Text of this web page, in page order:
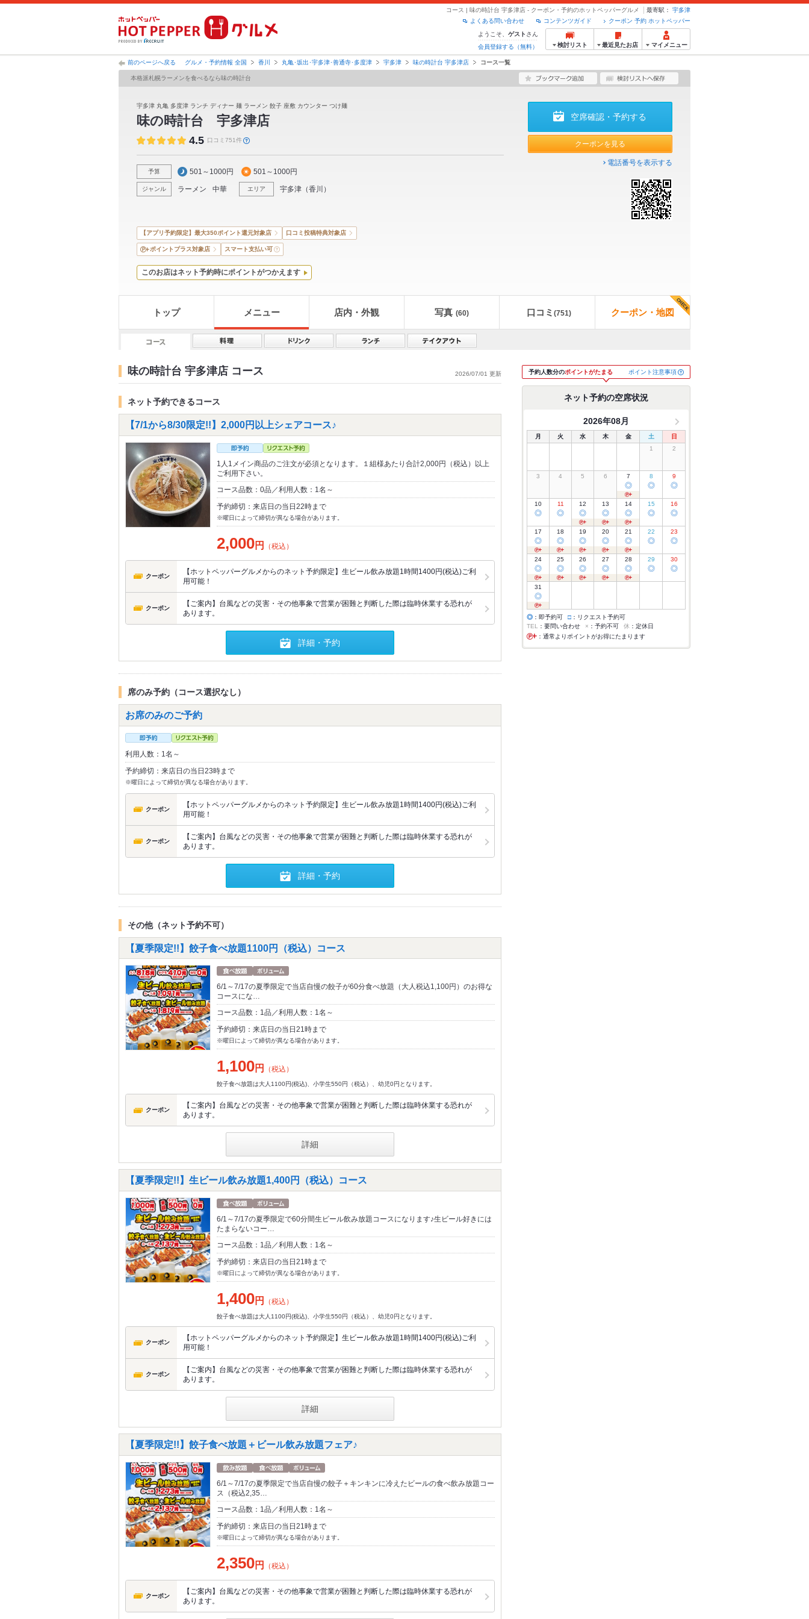
コース | 味の時計台 宇多津店 - クーポン・予約のホットペッパーグルメ 最寄駅：
宇多津
クーポン 予約 ホットペッパー
コンテンツガイド
よくある問い合わせ
ようこそ、 ゲスト さん
会員登録する（無料）
検討リスト 最近見たお店 マイメニュー
前のページへ戻る グルメ・予約情報 全国 香川 丸亀･坂出･宇多津･善通寺･多度津 宇多津 味の時計台 宇多津店 コース一覧
本格派札幌ラーメンを食べるなら味の時計台
宇多津 丸亀 多度津 ランチ ディナー 麺 ラーメン 餃子 座敷 カウンター つけ麺
味の時計台 宇多津店
4.5 口コミ751件
予算 501～1000円 501～1000円
ジャンル ラーメン 中華 エリア 宇多津 （香川 ）
空席確認・予約する
クーポンを見る
電話番号を表示する
【アプリ予約限定】最大350ポイント還元対象店 口コミ投稿特典対象店
ポイントプラス対象店 スマート支払い可
このお店はネット予約時にポイントがつかえます
トップ メニュー 店内・外観 写真 (60) 口コミ (751) クーポン・地図
味の時計台 宇多津店 コース 2026/07/01 更新
ネット予約できるコース
【7/1から8/30限定!!】2,000円以上シェアコース♪
1人1メイン商品のご注文が必須となります。１組様あたり合計2,000円（税込）以上
ご利用下さい。
コース品数：0品／利用人数：1名～
予約締切：来店日の当日22時まで
※曜日によって締切が異なる場合があります。
2,000円 （税込）
クーポン
【ホットペッパーグルメからのネット予約限定】生ビール飲み放題1時間1400円(税込)ご利
用可能！
クーポン
【ご案内】台風などの災害・その他事象で営業が困難と判断した際は臨時休業する恐れが
あります。
詳細・予約
席のみ予約（コース選択なし）
お席のみのご予約
利用人数：1名～
予約締切：来店日の当日23時まで
※曜日によって締切が異なる場合があります。
クーポン
【ホットペッパーグルメからのネット予約限定】生ビール飲み放題1時間1400円(税込)ご利
用可能！
クーポン
【ご案内】台風などの災害・その他事象で営業が困難と判断した際は臨時休業する恐れが
あります。
詳細・予約
その他（ネット予約不可）
【夏季限定!!】餃子食べ放題1100円（税込）コース
6/1～7/17の夏季限定で当店自慢の餃子が60分食べ放題（大人税込1,100円）のお得な
コースにな…
コース品数：1品／利用人数：1名～
予約締切：来店日の当日21時まで
※曜日によって締切が異なる場合があります。
1,100円 （税込）
餃子食べ放題は大人1100円(税込)、小学生550円（税込）、幼児0円となります。
クーポン
【ご案内】台風などの災害・その他事象で営業が困難と判断した際は臨時休業する恐れが
あります。
詳細
【夏季限定!!】生ビール飲み放題1,400円（税込）コース
6/1～7/17の夏季限定で60分間生ビール飲み放題コースになります♪生ビール好きには
たまらないコー…
コース品数：1品／利用人数：1名～
予約締切：来店日の当日21時まで
※曜日によって締切が異なる場合があります。
1,400円 （税込）
餃子食べ放題は大人1100円(税込)、小学生550円（税込）、幼児0円となります。
クーポン
【ホットペッパーグルメからのネット予約限定】生ビール飲み放題1時間1400円(税込)ご利
用可能！
クーポン
【ご案内】台風などの災害・その他事象で営業が困難と判断した際は臨時休業する恐れが
あります。
詳細
【夏季限定!!】餃子食べ放題＋ビール飲み放題フェア♪
6/1～7/17の夏季限定で当店自慢の餃子＋キンキンに冷えたビールの食べ飲み放題コー
ス（税込2,35…
コース品数：1品／利用人数：1名～
予約締切：来店日の当日21時まで
※曜日によって締切が異なる場合があります。
2,350円 （税込）
クーポン
【ご案内】台風などの災害・その他事象で営業が困難と判断した際は臨時休業する恐れが
あります。
予約人数分のポイントがたまる ポイント注意事項
ネット予約の空席状況
2026年08月
月 火 水 木 金 土
日
1
2
3 4 5 6 7
◎
8
◎
9
◎
10
◎
11
◎
12
◎
13
◎
14
◎
15
◎
16
◎
17
◎
18
◎
19
◎
20
◎
21
◎
22
◎
23
◎
24
◎
25
◎
26
◎
27
◎
28
◎
29
◎
30
◎
31
◎
◎ ：即予約可 □ ：リクエスト予約可
TEL
：要問い合わせ × ：予約不可 休 ：定休日
：通常よりポイントがお得にたまります